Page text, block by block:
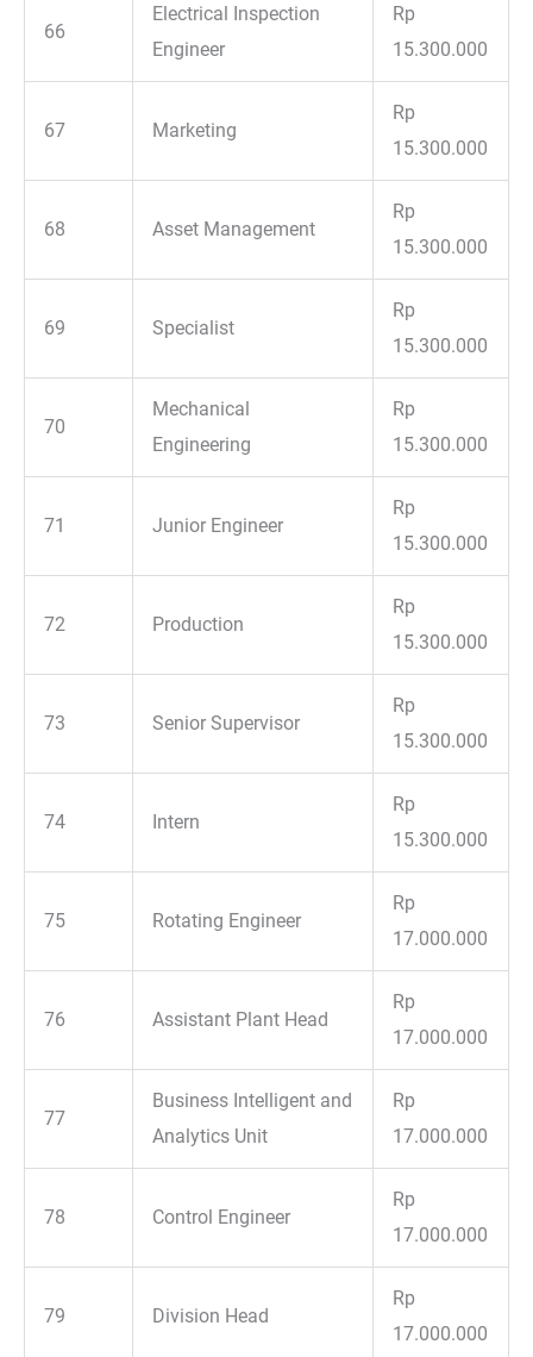
66
Electrical Inspection
Engineer
Rp
15.300.000
67 Marketing
Rp
15.300.000
68 Asset Management
Rp
15.300.000
69 Specialist
Rp
15.300.000
70
Mechanical
Engineering
Rp
15.300.000
71 Junior Engineer
Rp
15.300.000
72 Production
Rp
15.300.000
73 Senior Supervisor
Rp
15.300.000
74 Intern
Rp
15.300.000
75 Rotating Engineer
Rp
17.000.000
76 Assistant Plant Head
Rp
17.000.000
77
Business Intelligent and
Analytics Unit
Rp
17.000.000
78 Control Engineer
Rp
17.000.000
79 Division Head
Rp
17.000.000